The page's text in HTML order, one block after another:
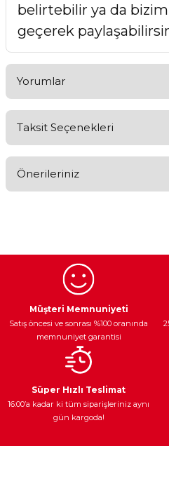
belirtebilir ya da
geçerek
Yorumlar
Taksit Seçenekleri
Önerileriniz
Ürün resmi kalitesiz, bozuk
Ürün açıklamasında eksik
Ürün bilgilerinde hatalar
Ürün fiyatı diğer sitelerden daha
Bu ürüne benzer farklı
Egzoz Sistemi
Ateşleme Sistemi
Müşteri Memnuniyeti
Satış öncesi ve sonrası %100 oranında
memnuniyet garantisi
Süper Hızlı Teslimat
16:00’a kadar ki tüm siparişleriniz aynı
gün kargoda!